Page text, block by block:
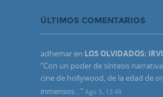
ÚLTIMOS COMENTARIOS
adhemar en LOS OLVIDADOS:
“Con un poder de síntesis
cine de hollywood, de la edad de
inmensos…” Ago 5, 13:49